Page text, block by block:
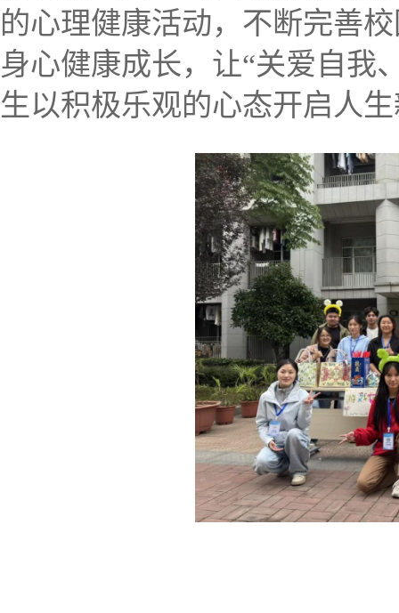
的心理健康活动，不断完善
身心健康成长，让“关爱自我
生以积极乐观的心态开启人